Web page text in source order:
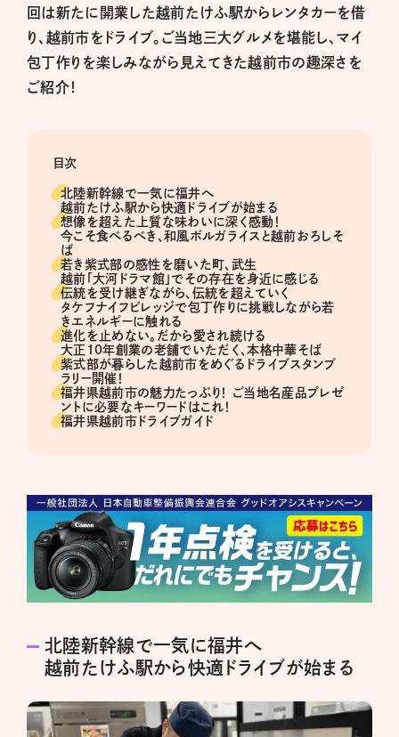
回は新たに開業した越前たけふ駅からレンタカーを借
り、越前市をドライブ。ご当地三大グルメを堪能し、マイ
包丁作りを楽しみながら見えてきた越前市の趣深さを
ご紹介！
目次
北陸新幹線で一気に福井へ
越前たけふ駅から快適ドライブが始まる
想像を超えた上質な味わいに深く感動！
今こそ食べるべき、和風ボルガライスと越前おろしそ
ば
若き紫式部の感性を磨いた町、武生
越前「大河ドラマ館」でその存在を身近に感じる
伝統を受け継ぎながら、伝統を超えていく
タケフナイフビレッジで包丁作りに挑戦しながら若
きエネルギーに触れる
進化を止めない。だから愛され続ける
大正10年創業の老舗でいただく、本格中華そば
紫式部が暮らした越前市をめぐるドライブスタンプ
ラリー開催！
福井県越前市の魅力たっぷり！ ご当地名産品プレゼ
ントに必要なキーワードはこれ！
福井県越前市ドライブガイド
北陸新幹線で一気に福井へ
越前たけふ駅から快適ドライブが始まる